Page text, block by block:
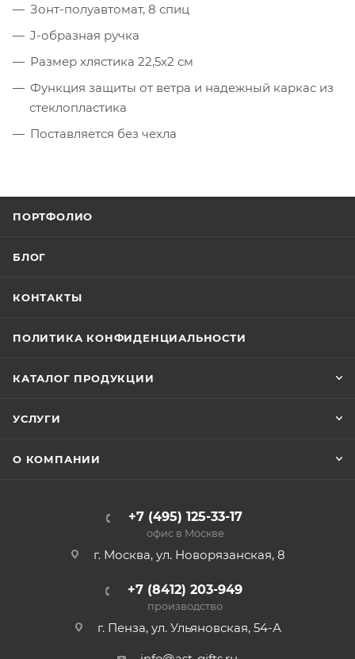
Зонт-полуавтомат, 8 спиц
J-образная ручка
Размер хлястика 22,5х2 см
Функция защиты от ветра и надежный каркас из
стеклопластика
Поставляется без чехла
ПОРТФОЛИО
БЛОГ
КОНТАКТЫ
ПОЛИТИКА КОНФИДЕНЦИАЛЬНОСТИ
КАТАЛОГ ПРОДУКЦИИ
УСЛУГИ
О КОМПАНИИ
+7 (495) 125-33-17
офис в Москве
г. Москва, ул. Новорязанская, 8
+7 (8412) 203-949
производство
г. Пенза, ул. Ульяновская, 54-А